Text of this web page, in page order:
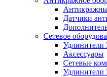
Датчики
Сетевое
Удлинители
Аксессуары
Сетевые
Удлинители